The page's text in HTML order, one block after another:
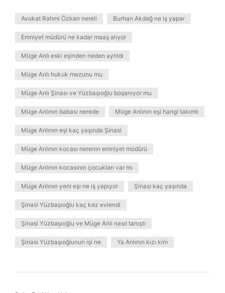
Avukat Rahmi Özkan nereli Burhan Akdağ ne iş yapar
Emniyet müdürü ne kadar maaş alıyor
Müge Anlı eski eşinden neden ayrıldı
Müge Anlı hukuk mezunu mu
Müge Anlı Şinası ve Yüzbaşıoğlu boşanıyor mu
Müge Anlının babası nerede Müge Anlının eşi hangi takımlı
Müge Anlının eşi kaç yaşında Şinasi
Müge Anlının kocası nerenin emniyet müdürü
Müge Anlının kocasının çocukları var mı
Müge Anlının yeni eşi ne iş yapıyor Şinasi kaç yaşında
Şinasi Yüzbaşıoğlu kaç kez evlendi
Şinasi Yüzbaşıoğlu ve Müge Anlı nasıl tanıştı
Şinasi Yüzbaşıoğlunun işi ne Ya Anlının kızı kim